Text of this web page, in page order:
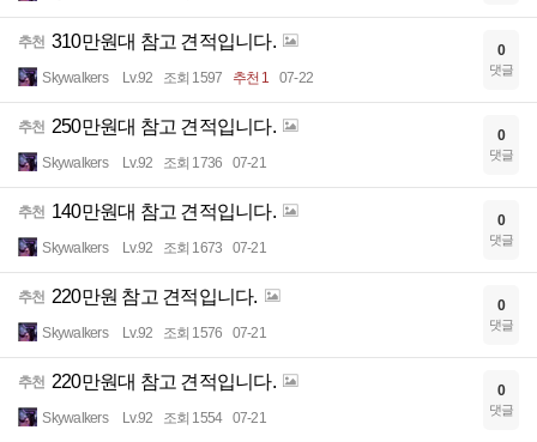
추천 310만원대 참고 견적입니다.
Skywalkers Lv.92 조회 1597 추천 1 07-22
0
댓글
추천 250만원대 참고 견적입니다.
Skywalkers Lv.92 조회 1736 07-21
0
댓글
추천 140만원대 참고 견적입니다.
Skywalkers Lv.92 조회 1673 07-21
0
댓글
추천 220만원 참고 견적입니다.
Skywalkers Lv.92 조회 1576 07-21
0
댓글
추천 220만원대 참고 견적입니다.
Skywalkers Lv.92 조회 1554 07-21
0
댓글